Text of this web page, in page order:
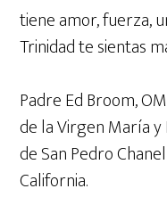
tiene amor, fuerza,
Trinidad te sientas
Padre Ed Broom,
de la Virgen María
de San Pedro
California.